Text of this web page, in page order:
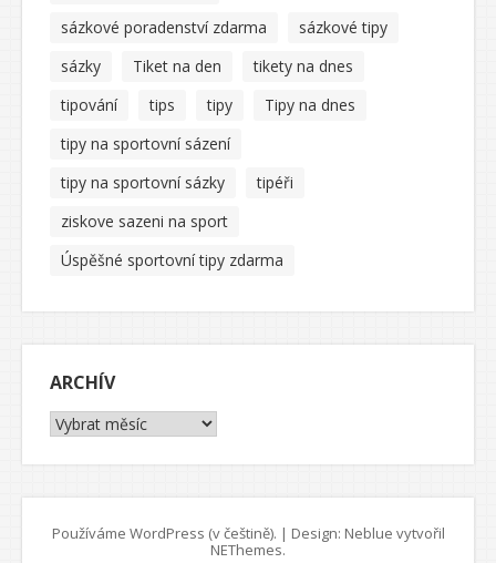
sázkové poradenství zdarma
sázkové tipy
sázky
Tiket na den
tikety na dnes
tipování
tips tipy
Tipy na dnes
tipy na sportovní sázení
tipy na sportovní sázky
tipéři
ziskove sazeni na sport
Úspěšné sportovní tipy zdarma
ARCHÍV
Archív
Používáme WordPress (v češtině). | Design: Neblue vytvořil
NEThemes.